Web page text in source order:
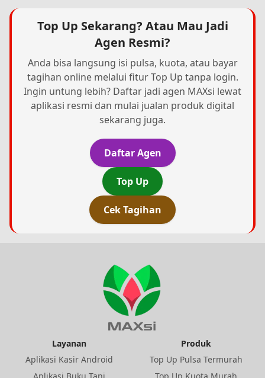
Top Up Sekarang? Atau Mau Jadi
Agen Resmi?
Anda bisa langsung isi pulsa, kuota, atau bayar
tagihan online melalui fitur Top Up tanpa login.
Ingin untung lebih? Daftar jadi agen MAXsi lewat
aplikasi resmi dan mulai jualan produk digital
sekarang juga.
Daftar Agen
Top Up
Cek Tagihan
Layanan
Aplikasi Kasir Android
Produk
Top Up Pulsa Termurah